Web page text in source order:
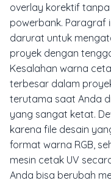
overlay korektif
powerbank. Paragraf
darurat untuk
proyek dengan
Kesalahan warna
terbesar dalam
terutama saat Anda
yang sangat ketat.
karena file desain
format warna RGB,
mesin cetak UV
Anda bisa berubah